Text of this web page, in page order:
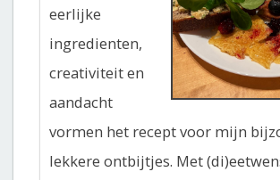
eerlijke
ingredienten,
creativiteit en
aandacht
vormen het recept voor mijn
lekkere ontbijtjes. Met